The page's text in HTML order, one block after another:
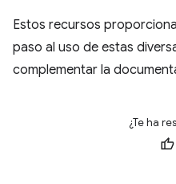
Estos recursos
paso al uso de estas
complementar la
¿Te ha